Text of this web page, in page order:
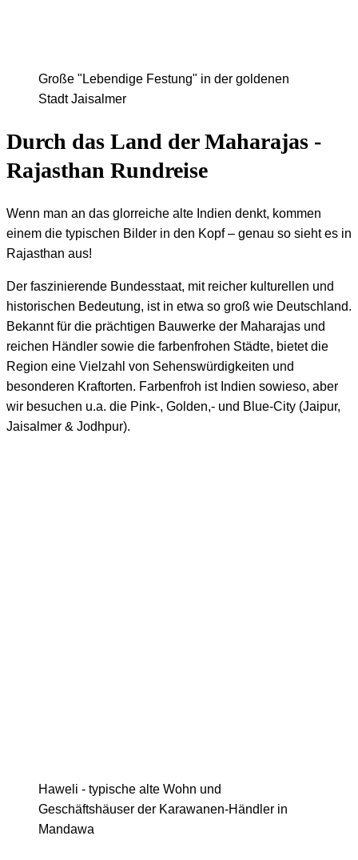
Große "Lebendige Festung" in der goldenen
Stadt Jaisalmer
Durch das Land der Maharajas -
Rajasthan Rundreise
Wenn man an das glorreiche alte Indien denkt, kommen
einem die typischen Bilder in den Kopf – genau so sieht es in
Rajasthan aus!
Der faszinierende Bundesstaat, mit reicher kulturellen und
historischen Bedeutung, ist in etwa so groß wie Deutschland.
Bekannt für die prächtigen Bauwerke der Maharajas und
reichen Händler sowie die farbenfrohen Städte, bietet die
Region eine Vielzahl von Sehenswürdigkeiten und
besonderen Kraftorten. Farbenfroh ist Indien sowieso, aber
wir besuchen u.a. die Pink-, Golden,- und Blue-City (Jaipur,
Jaisalmer & Jodhpur).
Haweli - typische alte Wohn und
Geschäftshäuser der Karawanen-Händler in
Mandawa